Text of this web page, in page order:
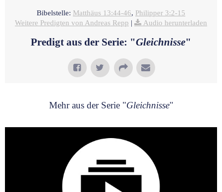
Bibelstelle: Matthäus 13:44-46, Philipper 3:2-15
Weitere Predigten von Andreas Repp | Audio herunterladen
Predigt aus der Serie: "Gleichnisse"
Mehr aus der Serie "Gleichnisse"